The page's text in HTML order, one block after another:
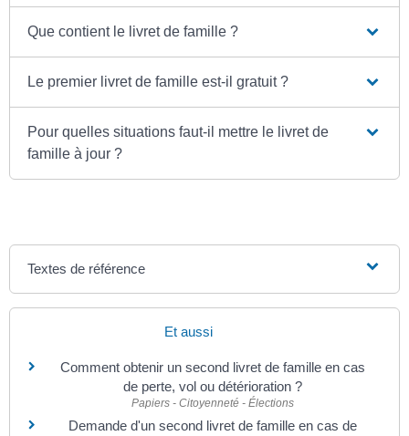
Que contient le livret de famille ?
Le premier livret de famille est-il gratuit ?
Pour quelles situations faut-il mettre le livret de
famille à jour ?
Textes de référence
Et aussi
Comment obtenir un second livret de famille en cas
de perte, vol ou détérioration ?
Papiers - Citoyenneté - Élections
Demande d'un second livret de famille en cas de